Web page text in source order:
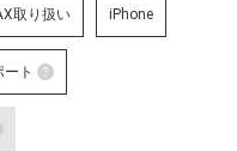
取り扱い iPhone
ト